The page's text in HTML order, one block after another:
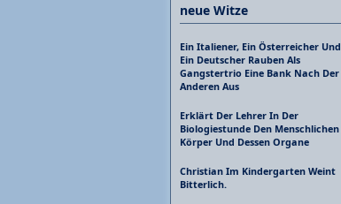
neue Witze
Ein Italiener, Ein Österreicher Und
Ein Deutscher Rauben Als
Gangstertrio Eine Bank Nach Der
Anderen Aus
Erklärt Der Lehrer In Der
Biologiestunde Den Menschlichen
Körper Und Dessen Organe
Christian Im Kindergarten Weint
Bitterlich.